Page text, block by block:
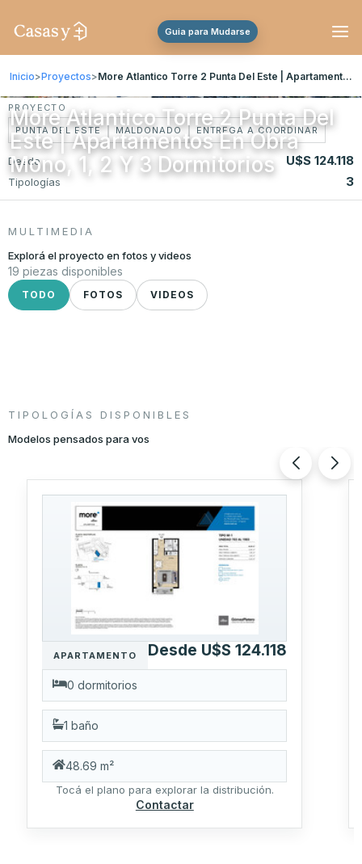
Guia para Mudarse
Inicio>Proyectos> More Atlantico Torre 2 Punta Del Este | Apartamentos En Obra Mono, 1, 2 Y 3 Dormitorios
More Atlantico Torre 2 Punta Del
Este | Apartamentos En Obra
Mono, 1, 2 Y 3 Dormitorios
PROYECTO
PUNTA DEL ESTE
MALDONADO ENTREGA A COORDINAR
Desde U$S 124.118
Tipologías 3
MULTIMEDIA
Explorá el proyecto en fotos y videos
19 piezas disponibles
TODO FOTOS VIDEOS
TIPOLOGÍAS DISPONIBLES
Modelos pensados para vos
APARTAMENTO Desde U$S 124.118
0 dormitorios
1 baño
48.69 m²
Tocá el plano para explorar la distribución.
Contactar